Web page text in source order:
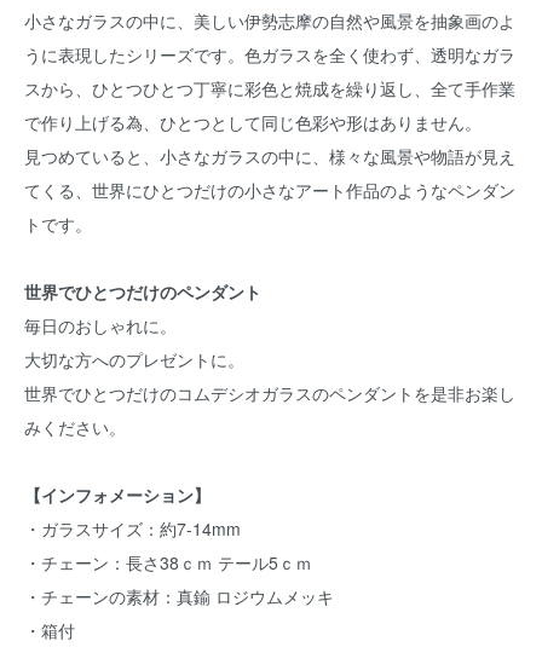
小さなガラスの中に、美しい伊勢志摩の自然や風景を抽象画のよ
うに表現したシリーズです。色ガラスを全く使わず、透明なガラ
スから、ひとつひとつ丁寧に彩色と焼成を繰り返し、全て手作業
で作り上げる為、ひとつとして同じ色彩や形はありません。
見つめていると、小さなガラスの中に、様々な風景や物語が見え
てくる、世界にひとつだけの小さなアート作品のようなペンダン
トです。
世界でひとつだけのペンダント
毎日のおしゃれに。
大切な方へのプレゼントに。
世界でひとつだけのコムデシオガラスのペンダントを是非お楽し
みください。
【インフォメーション】
・ガラスサイズ：約7-14mm
・チェーン：長さ38ｃｍ テール5ｃｍ
・チェーンの素材：真鍮 ロジウムメッキ
・箱付